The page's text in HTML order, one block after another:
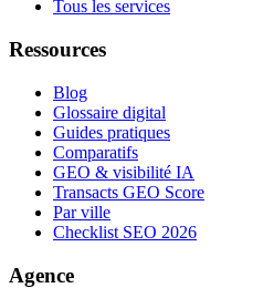
Tous les services
Ressources
Blog
Glossaire digital
Guides pratiques
Comparatifs
GEO & visibilité IA
Transacts GEO Score
Par ville
Checklist SEO 2026
Agence